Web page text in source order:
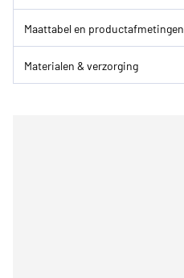
Maattabel en productafmetingen
Materialen & verzorging